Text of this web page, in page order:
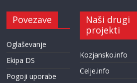
Povezave
Oglaševanje
Ekipa DS
Pogoji uporabe
Naši drugi
projekti
Kozjansko.info
Celje.info